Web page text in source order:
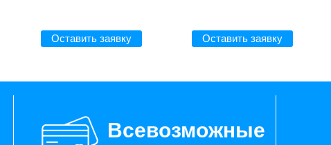
Оставить заявку Оставить заявку
Всевозможные